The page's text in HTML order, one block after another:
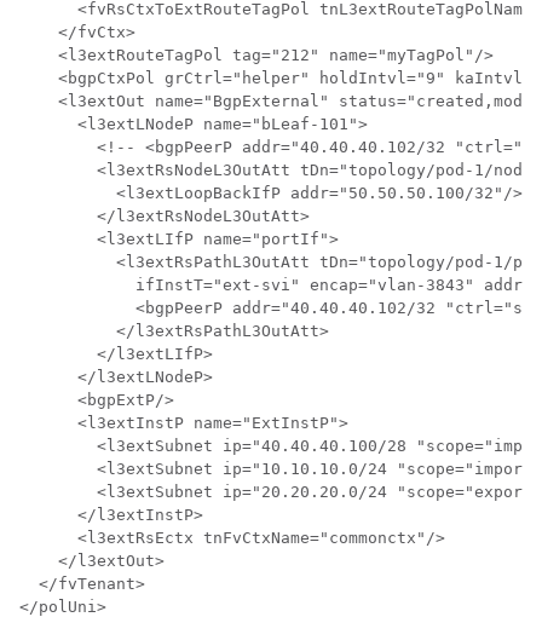
<fvRsCtxToExtRouteTagPol
    </fvCtx>
    <l3extRouteTagPol tag="212" name="myTagPol"/>
<bgpCtxPol grCtrl="helper" holdIntvl="9"
<l3extOut name="BgpExternal"
      <l3extLNodeP name="bLeaf-101">
<!-- <bgpPeerP addr="40.40.40.102/32
<l3extRsNodeL3OutAtt tDn="topology/pod-1/
          <l3extLoopBackIfP addr="50.50.50.100/32"/>
        </l3extRsNodeL3OutAtt>
        <l3extLIfP name="portIf">
<l3extRsPathL3OutAtt tDn="topology/pod-1/
ifInstT="ext-svi" encap="vlan-3843"
<bgpPeerP addr="40.40.40.102/32
          </l3extRsPathL3OutAtt>
        </l3extLIfP>
      </l3extLNodeP>
      <bgpExtP/>
      <l3extInstP name="ExtInstP">
<l3extSubnet ip="40.40.40.100/28
<l3extSubnet ip="10.10.10.0/24
<l3extSubnet ip="20.20.20.0/24
      </l3extInstP>
      <l3extRsEctx tnFvCtxName="commonctx"/>
    </l3extOut>
  </fvTenant>
</polUni>